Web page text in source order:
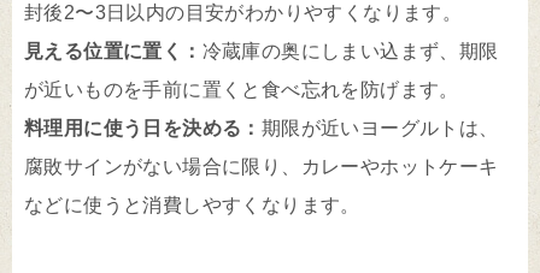
封後2〜3日以内の目安がわかりやすくなります。
見える位置に置く： 冷蔵庫の奥にしまい込まず、期限
が近いものを手前に置くと食べ忘れを防げます。
料理用に使う日を決める： 期限が近いヨーグルトは、
腐敗サインがない場合に限り、カレーやホットケーキ
などに使うと消費しやすくなります。